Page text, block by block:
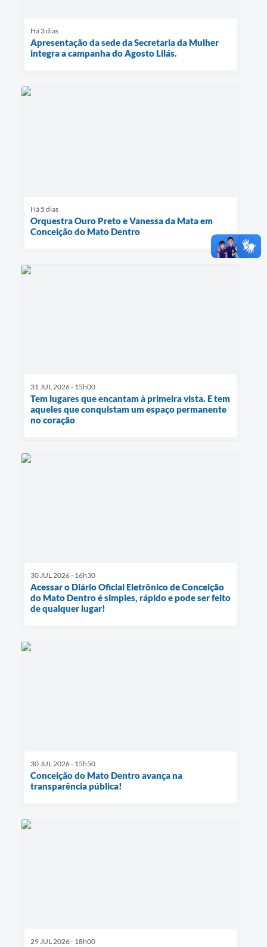
Há 3 dias
Apresentação da sede da Secretaria da Mulher
integra a campanha do Agosto Lilás.
Há 5 dias
Orquestra Ouro Preto e Vanessa da Mata em
Conceição do Mato Dentro
31 JUL 2026 - 15h00
Tem lugares que encantam à primeira vista. E tem
aqueles que conquistam um espaço permanente
no coração
30 JUL 2026 - 16h30
Acessar o Diário Oficial Eletrônico de Conceição
do Mato Dentro é simples, rápido e pode ser feito
de qualquer lugar!
30 JUL 2026 - 15h50
Conceição do Mato Dentro avança na
transparência pública!
29 JUL 2026 - 18h00